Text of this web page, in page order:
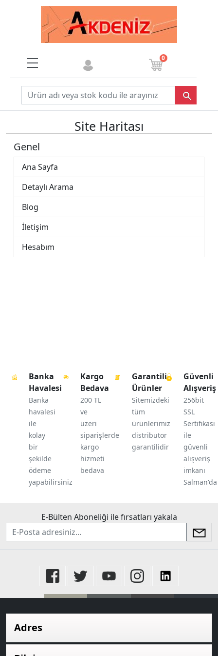
0
Site Haritası
Genel
Ana Sayfa
Detaylı Arama
Blog
İletişim
Hesabım
Banka
Havalesi
Banka
havalesi
ile
kolay
bir
şekilde
ödeme
yapabilirsiniz
Kargo
Bedava
200 TL
ve
üzeri
siparişlerde
kargo
hizmeti
bedava
Garantili
Ürünler
Sitemizdeki
tüm
ürünlerimiz
distributor
garantilidir
Güvenli
Alışveriş
256bit
SSL
Sertifikası
ile
güvenli
alışveriş
imkanı
Salman'da
E-Bülten Aboneliği ile fırsatları yakala
newsletter
Adres